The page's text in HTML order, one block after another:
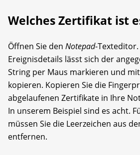
Welches Zertifikat ist
Öffnen Sie den Notepad-
Ereignisdetails lässt sich der
String per Maus markieren und mit
kopieren. Kopieren Sie die
abgelaufenen Zertifikate in Ihre
In unserem Beispiel sind es acht.
müssen Sie die Leerzeichen aus
entfernen.